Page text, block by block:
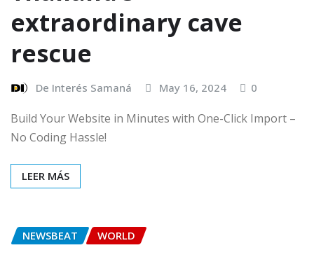
extraordinary cave
rescue
De Interés Samaná May 16, 2024 0
Build Your Website in Minutes with One-Click Import –
No Coding Hassle!
LEER MÁS
NEWSBEAT WORLD